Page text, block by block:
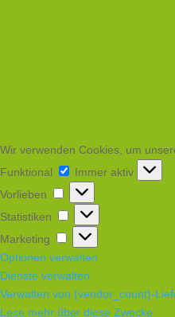
Wir verwenden Cookies, um
Funktional
Funktional
Immer aktiv
Vorlieben
Vorlieben
Statistiken Statistiken
Marketing
Marketing
Optionen verwalten
Dienste verwalten
Verwalten von {vendor_count}-
Lese mehr über diese Zwecke